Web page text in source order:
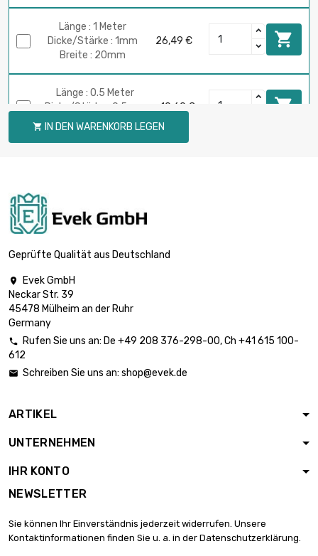
Länge : 1 Meter
Dicke/Stärke : 1mm
Breite : 20mm
26,49 € 
Länge : 0.5 Meter
Dicke/Stärke : 0.5mm
Breite : 25mm
10,60 € 
Länge : 0.5 Meter
Breite : 25mm
Länge : 1 Meter
Dicke/Stärke :
0.8mm
Dicke/Stärke : 1mm
16,56 €
Dicke/Stärke : 1mm
Länge : 0.5 Meter
Breite : 25mm
 IN DEN WARENKORB LEGEN
Geprüfte Qualität aus Deutschland

Evek GmbH
Neckar Str. 39
45478 Mülheim an der Ruhr
Germany
 Rufen Sie uns an: De +49 208 376-298-00, Ch +41 615 100-
612
 Schreiben Sie uns an: shop@evek.de
ARTIKEL
UNTERNEHMEN
IHR KONTO
NEWSLETTER
Sie können Ihr Einverständnis jederzeit widerrufen. Unsere
Kontaktinformationen finden Sie u. a. in der Datenschutzerklärung.